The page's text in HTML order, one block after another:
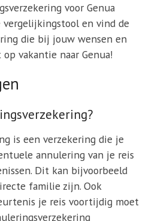
voor Genua
vergelijkingstool en vind de
die bij jouw wensen en
vakantie naar Genua!
is een verzekering die je
annulering van je reis
Dit kan bijvoorbeeld
familie zijn. Ook
je reis voortijdig moet